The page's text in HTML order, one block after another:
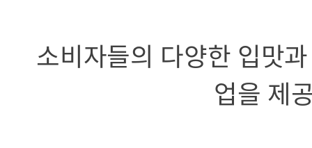
소비자들의 다양한 입맛
업을 제